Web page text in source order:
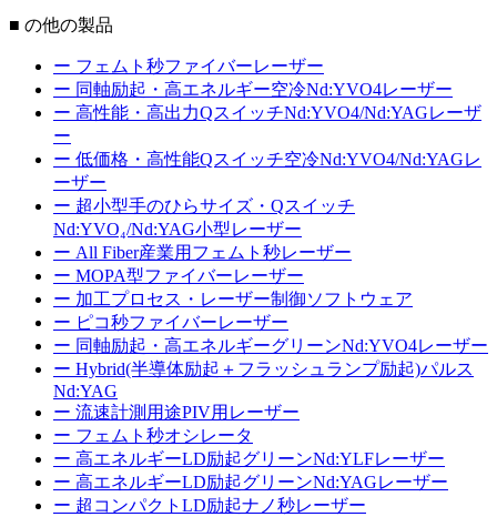
■ の他の製品
ー フェムト秒ファイバーレーザー
ー 同軸励起・高エネルギー空冷Nd:YVO4レーザー
ー 高性能・高出力QスイッチNd:YVO4/Nd:YAGレーザ
ー
ー 低価格・高性能Qスイッチ空冷Nd:YVO4/Nd:YAGレ
ーザー
ー 超小型手のひらサイズ・Qスイッチ
Nd:YVO₄/Nd:YAG小型レーザー
ー All Fiber産業用フェムト秒レーザー
ー MOPA型ファイバーレーザー
ー 加工プロセス・レーザー制御ソフトウェア
ー ピコ秒ファイバーレーザー
ー 同軸励起・高エネルギーグリーンNd:YVO4レーザー
ー Hybrid(半導体励起＋フラッシュランプ励起)パルス
Nd:YAG
ー 流速計測用途PIV用レーザー
ー フェムト秒オシレータ
ー 高エネルギーLD励起グリーンNd:YLFレーザー
ー 高エネルギーLD励起グリーンNd:YAGレーザー
ー 超コンパクトLD励起ナノ秒レーザー